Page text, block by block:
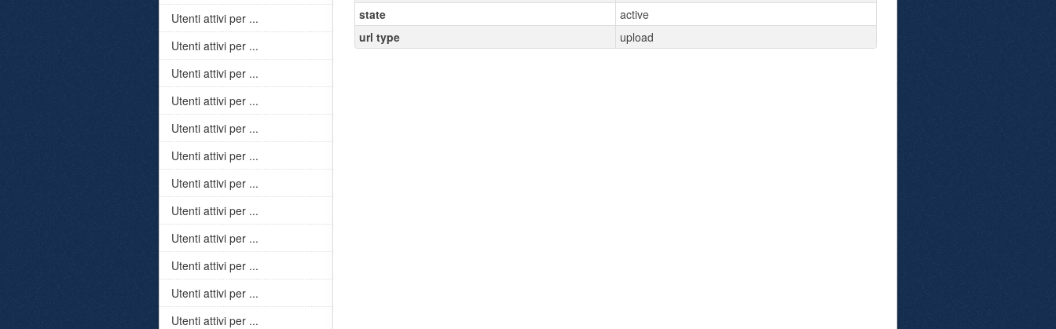
state
active
url type
upload
Utenti attivi per ...
Utenti attivi per ...
Utenti attivi per ...
Utenti attivi per ...
Utenti attivi per ...
Utenti attivi per ...
Utenti attivi per ...
Utenti attivi per ...
Utenti attivi per ...
Utenti attivi per ...
Utenti attivi per ...
Utenti attivi per ...